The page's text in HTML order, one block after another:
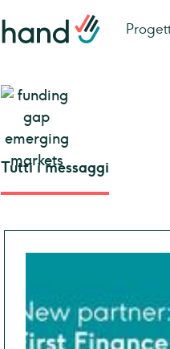
Tutti i messaggi